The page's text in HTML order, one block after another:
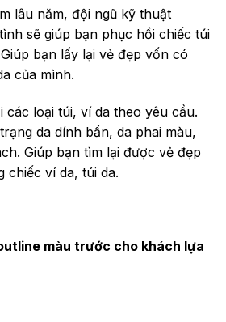
lâu năm, đội ngũ kỹ thuật
sẽ giúp bạn phục hồi chiếc túi
bạn lấy lại vẻ đẹp vốn có
của mình.
các loại túi, ví da theo yêu cầu.
da dính bẩn, da phai màu,
Giúp bạn tìm lại được vẻ đẹp
chiếc ví da, túi da.
màu trước cho khách lựa